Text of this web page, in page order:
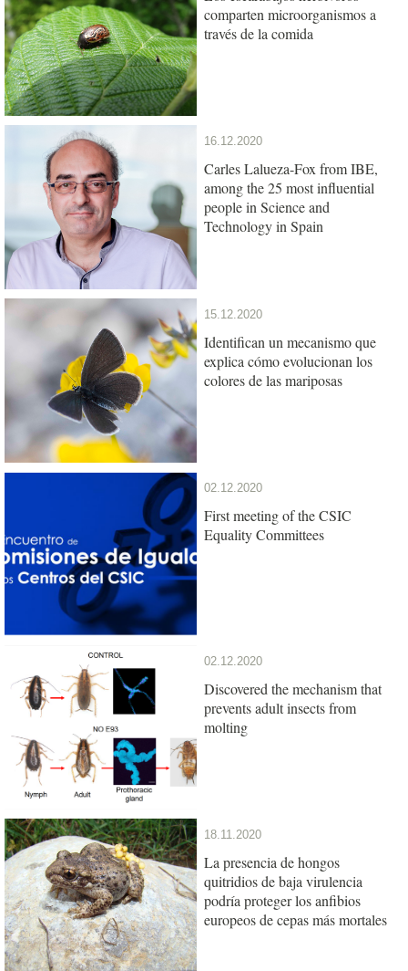
comparten microorganismos a
través de la comida
16.12.2020
Carles Lalueza-Fox from IBE,
among the 25 most influential
people in Science and
Technology in Spain
15.12.2020
Identifican un mecanismo que
explica cómo evolucionan los
colores de las mariposas
02.12.2020
First meeting of the CSIC
Equality Committees
02.12.2020
Discovered the mechanism that
prevents adult insects from
molting
18.11.2020
La presencia de hongos
quitridios de baja virulencia
podría proteger los anfibios
europeos de cepas más mortales